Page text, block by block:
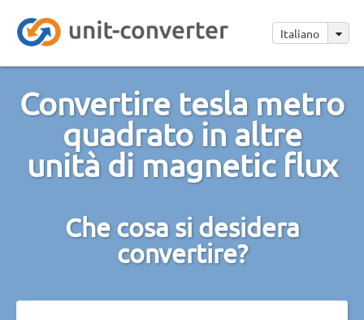
Italiano
Convertire tesla metro
quadrato in altre
unità di magnetic flux
Che cosa si desidera
convertire?